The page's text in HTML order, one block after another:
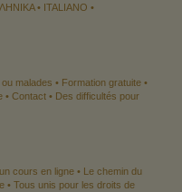
ITALIANO
malades
Formation gratuite
Contact
Des difficultés pour
cours en ligne
Le chemin du
Tous unis pour les droits de